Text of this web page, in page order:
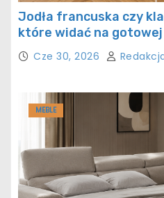
Jodła francuska czy
które widać na gotowej
Cze 30, 2026
MEBLE